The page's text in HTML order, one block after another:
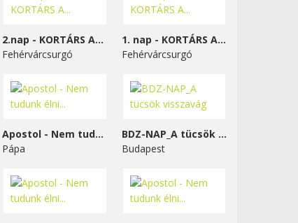
2.nap - KORTÁRS A...
Fehérvárcsurgó
1. nap - KORTÁRS A...
Fehérvárcsurgó
Apostol - Nem tudunk élni...
Pápa
BDZ-NAP_A tücsök visszavág
Budapest